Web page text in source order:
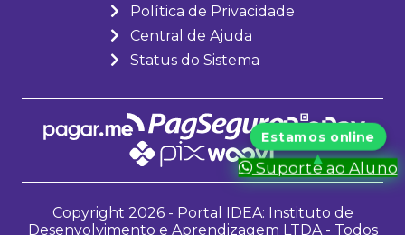
Suporte ao Aluno
Política de Privacidade
Central de Ajuda
Status do Sistema
Copyright 2026 - Portal IDEA: Instituto de
Desenvolvimento e Aprendizagem LTDA - Todos